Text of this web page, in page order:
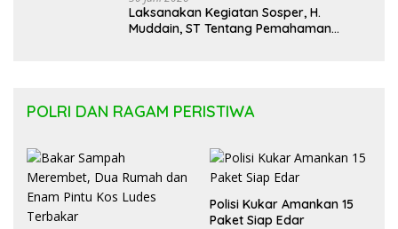
Laksanakan Kegiatan Sosper, H.
Muddain, ST Tentang Pemahaman
POLRI DAN RAGAM PERISTIWA
Polisi Kukar Amankan 15
Paket Siap Edar